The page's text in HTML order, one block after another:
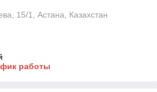
15/1, Астана, Казахстан
работы